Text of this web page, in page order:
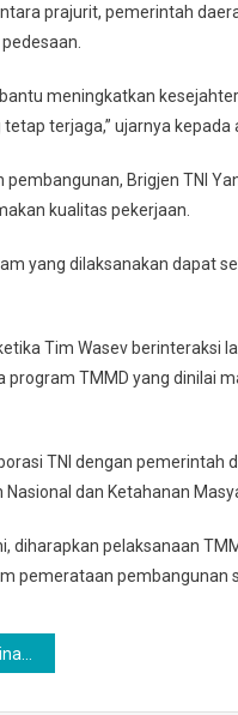
prajurit, pemerintah
meningkatkan
terjaga,” ujarnya kepada
pembangunan, Brigjen TNI
kualitas pekerjaan.
yang dilaksanakan dapat
Tim Wasev berinteraksi
program TMMD yang dinilai
TNI dengan
dan Ketahanan
diharapkan pelaksanaan
pemerataan pembangunan